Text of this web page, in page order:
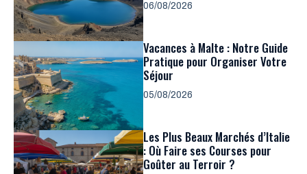
06/08/2026
Vacances à Malte : Notre Guide
Pratique pour Organiser Votre
Séjour
05/08/2026
Les Plus Beaux Marchés d’Italie
: Où Faire ses Courses pour
Goûter au Terroir ?